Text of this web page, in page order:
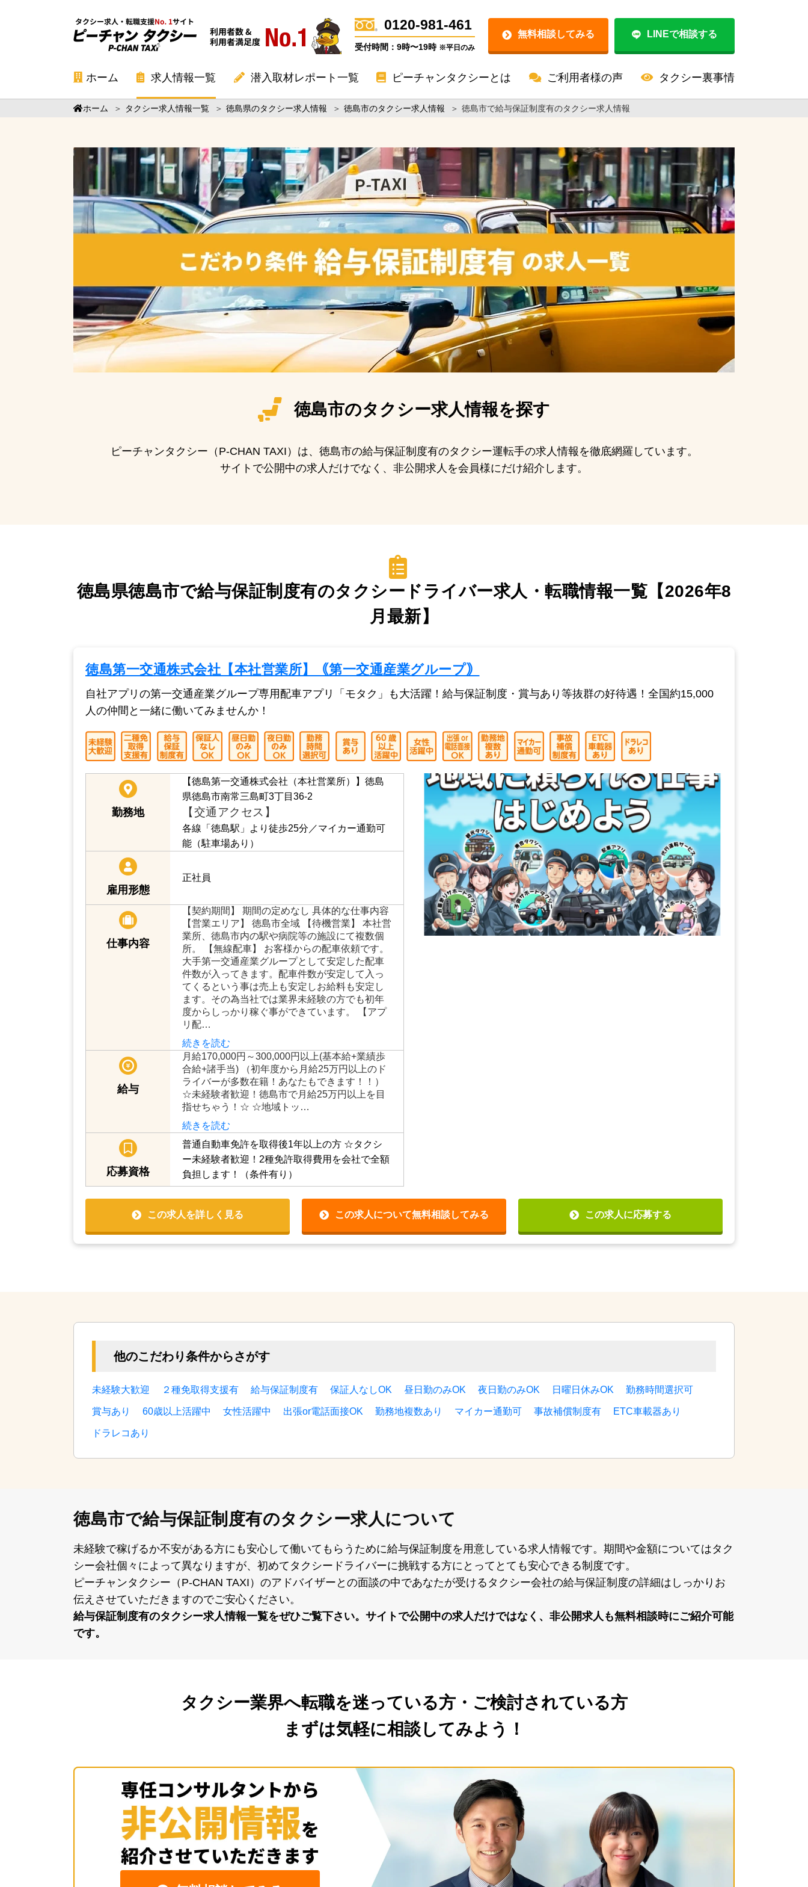
0120-981-461
受付時間：9時〜19時 ※平日のみ
無料相談してみる LINEで相談する
ホーム 求人情報一覧 潜入取材レポート一覧 ピーチャンタクシーとは ご利用者様の声 タクシー裏事情
ホーム ＞ タクシー求人情報一覧 ＞ 徳島県のタクシー求人情報 ＞ 徳島市のタクシー求人情報 ＞ 徳島市で給与保証制度有のタクシー求人情報
徳島市のタクシー求人情報を探す
ピーチャンタクシー（P-CHAN TAXI）は、徳島市の給与保証制度有のタクシー運転手の求人情報を徹底網羅しています。
サイトで公開中の求人だけでなく、非公開求人を会員様にだけ紹介します。
徳島県徳島市で給与保証制度有のタクシードライバー求人・転職情報一覧【2026年8
月最新】
徳島第一交通株式会社【本社営業所】｟第一交通産業グループ｠
自社アプリの第一交通産業グループ専用配車アプリ「モタク」も大活躍！給与保証制度・賞与あり等抜群の好待遇！全国約15,000
人の仲間と一緒に働いてみませんか！
勤務地
【徳島第一交通株式会社（本社営業所）】徳島
県徳島市南常三島町3丁目36-2
【交通アクセス】
各線「徳島駅」より徒歩25分／マイカー通勤可
能（駐車場あり）
雇用形態
正社員
仕事内容
【契約期間】 期間の定めなし 具体的な仕事内容
【営業エリア】 徳島市全域 【待機営業】 本社営
業所、徳島市内の駅や病院等の施設にて複数個
所。 【無線配車】 お客様からの配車依頼です。
大手第一交通産業グループとして安定した配車
件数が入ってきます。配車件数が安定して入っ
てくるという事は売上も安定しお給料も安定し
ます。その為当社では業界未経験の方でも初年
度からしっかり稼ぐ事ができています。 【アプ
リ配…
続きを読む
給与
月給170,000円～300,000円以上(基本給+業績歩
合給+諸手当) （初年度から月給25万円以上のド
ライバーが多数在籍！あなたもできます！！）
☆未経験者歓迎！徳島市で月給25万円以上を目
指せちゃう！☆ ☆地域トッ…
続きを読む
応募資格
普通自動車免許を取得後1年以上の方 ☆タクシ
ー未経験者歓迎！2種免許取得費用を会社で全額
負担します！（条件有り）
この求人を詳しく見る この求人について無料相談してみる この求人に応募する
他のこだわり条件からさがす
未経験大歓迎 ２種免取得支援有 給与保証制度有 保証人なしOK 昼日勤のみOK 夜日勤のみOK 日曜日休みOK 勤務時間選択可
賞与あり 60歳以上活躍中 女性活躍中 出張or電話面接OK 勤務地複数あり マイカー通勤可 事故補償制度有 ETC車載器あり
ドラレコあり
徳島市で給与保証制度有のタクシー求人について
未経験で稼げるか不安がある⽅にも安⼼して働いてもらうために給与保証制度を⽤意している求⼈情報です。期間や⾦額についてはタク
シー会社個々によって異なりますが、初めてタクシードライバーに挑戦する⽅にとってとても安⼼できる制度です。
ピーチャンタクシー（P-CHAN TAXI）のアドバイザーとの⾯談の中であなたが受けるタクシー会社の給与保証制度の詳細はしっかりお
伝えさせていただきますのでご安⼼ください。
給与保証制度有のタクシー求⼈情報⼀覧をぜひご覧下さい。サイトで公開中の求⼈だけではなく、⾮公開求⼈も無料相談時にご紹介可能
です。
タクシー業界へ転職を迷っている方・ご検討されている方
まずは気軽に相談してみよう！